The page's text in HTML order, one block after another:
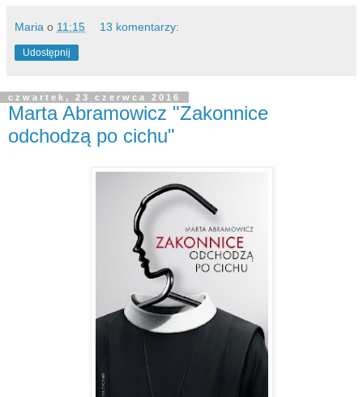
Maria o 11:15 13 komentarzy:
Udostępnij
czwartek, 23 czerwca 2016
Marta Abramowicz "Zakonnice
odchodzą po cichu"